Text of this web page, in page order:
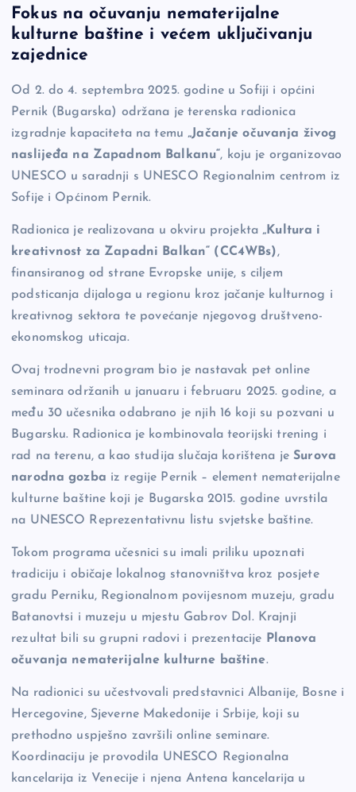
c
e
o
o
k
p
y
n
k
se
n
er
er ar
e
Fokus na očuvanju nematerijalne
kulturne baštine i većem uključivanju
zajednice
Od 2. do 4. septembra 2025. godine u Sofiji i općini
Pernik (Bugarska) održana je terenska radionica
izgradnje kapaciteta na temu „Jačanje očuvanja živog
naslijeđa na Zapadnom Balkanu“, koju je organizovao
UNESCO u saradnji s UNESCO Regionalnim centrom iz
Sofije i Općinom Pernik.
Radionica je realizovana u okviru projekta „Kultura i
kreativnost za Zapadni Balkan“ (CC4WBs),
finansiranog od strane Evropske unije, s ciljem
podsticanja dijaloga u regionu kroz jačanje kulturnog i
kreativnog sektora te povećanje njegovog društveno-
ekonomskog uticaja.
Ovaj trodnevni program bio je nastavak pet online
seminara održanih u januaru i februaru 2025. godine, a
među 30 učesnika odabrano je njih 16 koji su pozvani u
Bugarsku. Radionica je kombinovala teorijski trening i
rad na terenu, a kao studija slučaja korištena jeSurova
narodna gozba iz regije Pernik – element nematerijalne
kulturne baštine koji je Bugarska 2015. godine uvrstila
na UNESCO Reprezentativnu listu svjetske baštine.
Tokom programa učesnici su imali priliku upoznati
tradiciju i običaje lokalnog stanovništva kroz posjete
gradu Perniku, Regionalnom povijesnom muzeju, gradu
Batanovtsi i muzeju u mjestu Gabrov Dol. Krajnji
rezultat bili su grupni radovi i prezentacije
Planova
očuvanja nematerijalne kulturne baštine.
Na radionici su učestvovali predstavnici Albanije, Bosne i
Hercegovine, Sjeverne Makedonije i Srbije, koji su
prethodno uspješno završili online seminare.
Koordinaciju je provodila UNESCO Regionalna
kancelarija iz Venecije i njena Antena kancelarija u